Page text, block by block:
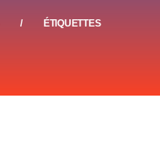
ÉTIQUETTES